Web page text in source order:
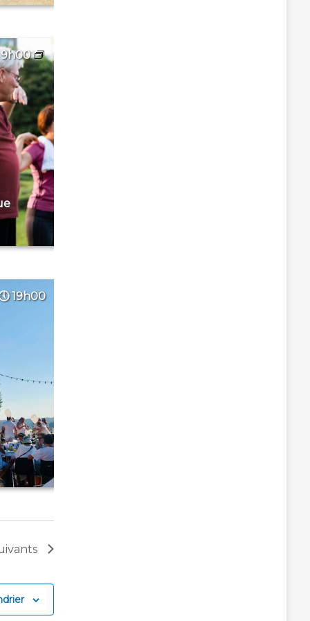
9h00
19h00